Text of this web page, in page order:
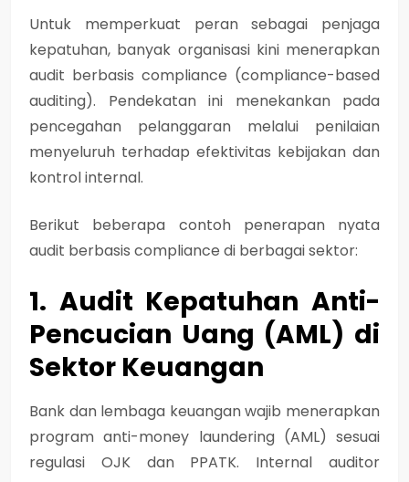
Untuk memperkuat peran sebagai penjaga
kepatuhan, banyak organisasi kini menerapkan
audit berbasis compliance (compliance-based
auditing). Pendekatan ini menekankan pada
pencegahan pelanggaran melalui penilaian
menyeluruh terhadap efektivitas kebijakan dan
kontrol internal.
Berikut beberapa contoh penerapan nyata
audit berbasis compliance di berbagai sektor:
1. Audit Kepatuhan Anti-
Pencucian Uang (AML) di
Sektor Keuangan
Bank dan lembaga keuangan wajib menerapkan
program anti-money laundering (AML) sesuai
regulasi OJK dan PPATK. Internal auditor